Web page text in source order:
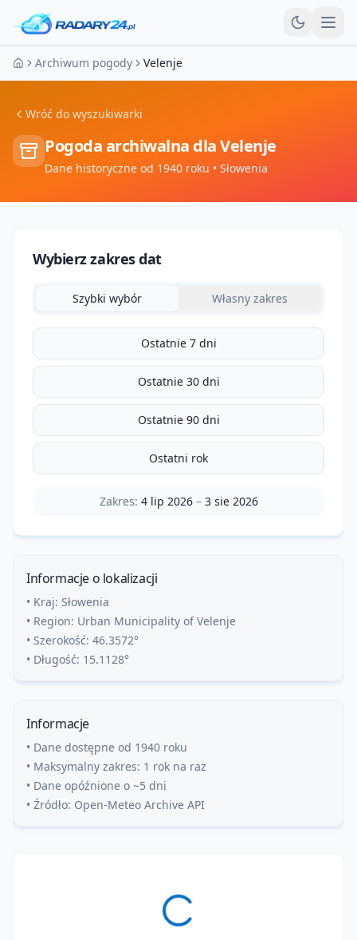
Strona główna
Archiwum pogody Velenje
Wróć do wyszukiwarki
Pogoda archiwalna dlaVelenje
Dane historyczne od 1940 roku • Słowenia
Wybierz zakres dat
Szybki wybór Własny zakres
Ostatnie 7 dni
Ostatnie 30 dni
Ostatnie 90 dni
Ostatni rok
Zakres: 4 lip 2026– 3 sie 2026
Informacje o lokalizacji
• Kraj: Słowenia
• Region: Urban Municipality of Velenje
• Szerokość: 46.3572°
• Długość: 15.1128°
Informacje
• Dane dostępne od 1940 roku
• Maksymalny zakres: 1 rok na raz
• Dane opóźnione o ~5 dni
• Źródło: Open-Meteo Archive API